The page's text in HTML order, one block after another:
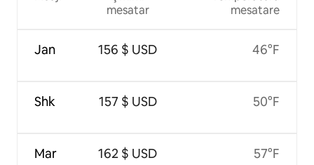
Jan
Shk
Mar
mesatar
156 $ USD
157 $ USD
162 $ USD
mesatare
46°F
50°F
57°F